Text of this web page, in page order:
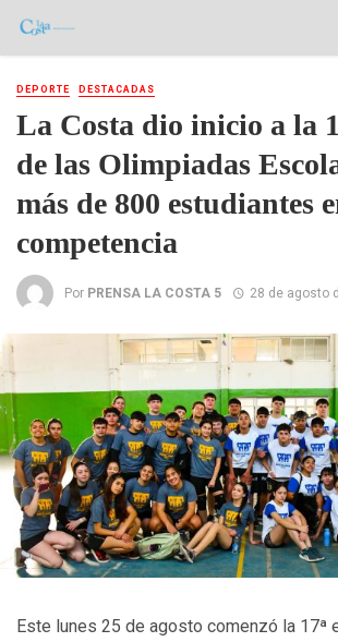
DEPORTE DESTACADAS
La Costa dio inicio a la
de las Olimpiadas
más de 800 estudiantes
competencia
Por PRENSA LA COSTA 5 28 de agosto
Este lunes 25 de agosto comenzó la 17ª